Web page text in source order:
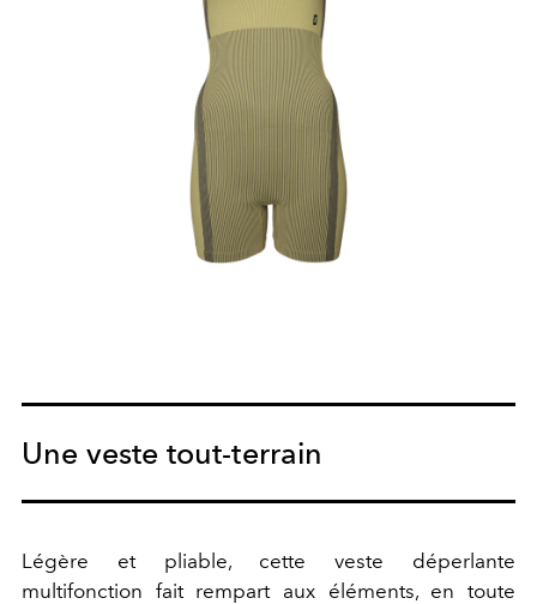
Une veste tout-terrain
Légère et pliable, cette veste déperlante
multifonction fait rempart aux éléments, en toute